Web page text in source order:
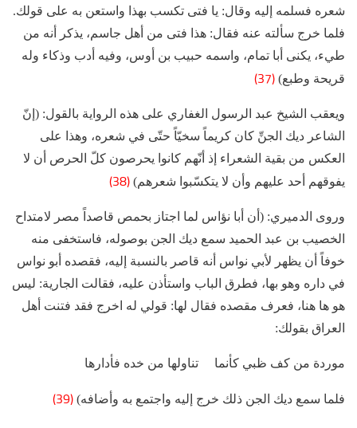
شعره فسلمه إليه وقال: يا فتى تكسب بهذا واستعن به على قولك.
فلما خرج سألته عنه فقال: هذا فتى من أهل جاسم، يذكر أنه من
طيء، يكنى أبا تمام، واسمه حبيب بن أوس، وفيه أدب وذكاء وله
قريحة وطبع) (37)
ويعقب الشيخ عبد الرسول الغفاري على هذه الرواية بالقول: (إنّ
الشاعر ديك الجنِّ كان كريماً سخيّاً حتّى في شعره، وهذا على
العكس من بقية الشعراء إذ أنّهم كانوا يحرصون كلّ الحرص أن لا
يفوقهم أحد عليهم وأن لا يتكسّبوا شعرهم) (38)
وروى الدميري: (أن أبا نؤاس لما اجتاز بحمص قاصداً مصر لامتداح
الخصيب بن عبد الحميد سمع ديك الجن بوصوله، فاستخفى منه
خوفاً أن يظهر لأبي نواس أنه قاصر بالنسبة إليه، فقصده أبو نواس
في داره وهو بها، فطرق الباب واستأذن عليه، فقالت الجارية: ليس
هو ها هنا، فعرف مقصده فقال لها: قولي له اخرج فقد فتنت أهل
العراق بقولك:
موردة من كف ظبي كأنما تناولها من خده فأدارها
فلما سمع ديك الجن ذلك خرج إليه واجتمع به وأضافه) (39)